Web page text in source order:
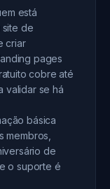
está
site de
criar
pages
cobre até
validar se há
básica
membros,
de
o suporte é